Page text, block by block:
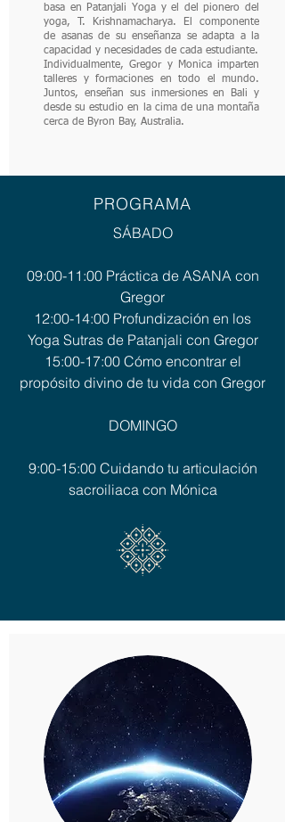
basa en Patanjali Yoga y el del pionero del
yoga, T. Krishnamacharya. El componente
de asanas de su enseñanza se adapta a la
capacidad y necesidades de cada estudiante.
Individualmente, Gregor y Monica imparten
talleres y formaciones en todo el mundo.
Juntos, enseñan sus inmersiones en Bali y
desde su estudio en la cima de una montaña
cerca de Byron Bay, Australia.
PROGRAMA
SÁBADO
09:00-11:00Práctica de ASANA con
Gregor
12:00-14:00 Profundización en los
Yoga Sutras de Patanjali con Gregor
15:00-17:00 Cómo encontrar el
propósito divino de tu vida con Gregor
DOMINGO
9:00-15:00 Cuidando tu articulación
sacroiliaca con Mónica